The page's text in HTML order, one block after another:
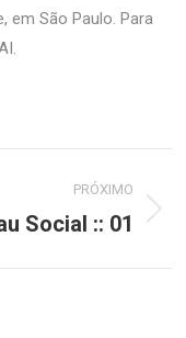
em São Paulo. Para
PRÓXIMO
Social :: 01